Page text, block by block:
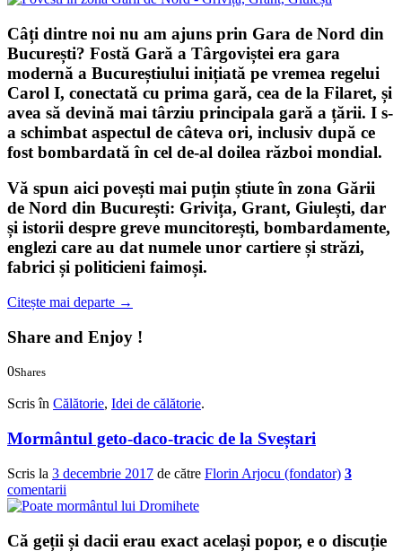
Câți dintre noi nu am ajuns prin Gara de Nord din
București? Fostă Gară a Târgoviștei era gara
modernă a Bucureștiului inițiată pe vremea regelui
Carol I, conectată cu prima gară, cea de la Filaret, și
avea să devină mai târziu principala gară a țării. I s-
a schimbat aspectul de câteva ori, inclusiv după ce
fost bombardată în cel de-al doilea război mondial.
Vă spun aici povești mai puțin știute în zona Gării
de Nord din București: Grivița, Grant, Giulești, dar
și istorii despre greve muncitorești, bombardamente,
englezi care au dat numele unor cartiere și străzi,
fabrici și politicieni faimoși.
Citește mai departe →
Share and Enjoy !
0Shares
Scris în Călătorie, Idei de călătorie.
Mormântul geto-daco-tracic de la Sveștari
Scris la 3 decembrie 2017 de către Florin Arjocu (fondator) 3
comentarii
Că geții și dacii erau exact același popor, e o discuție